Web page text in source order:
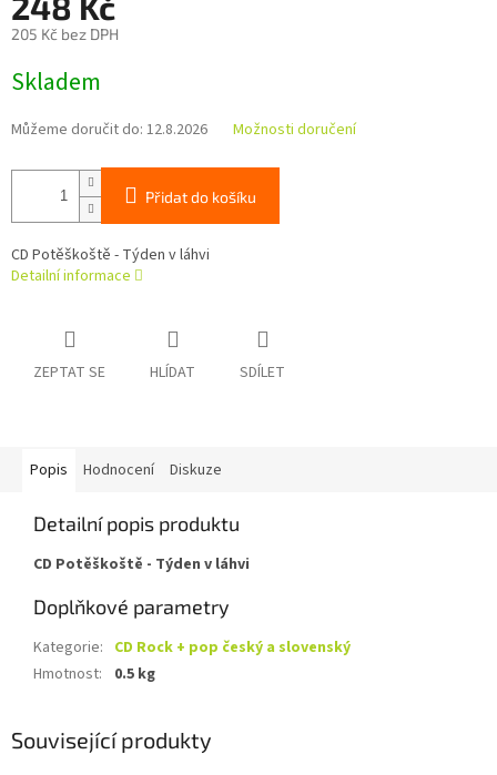
205 Kč bez DPH
cena:
Skladem
Můžeme doručit do: 12.8.2026 Možnosti doručení
Přidat do košíku
CD Potěškoště - Týden v láhvi
Detailní informace
ZEPTAT SE HLÍDAT SDÍLET
Popis Hodnocení Diskuze
Detailní popis produktu
CD Potěškoště - Týden v láhvi
Doplňkové parametry
Kategorie: CD Rock + pop český a slovenský
Hmotnost: 0.5 kg
Související produkty